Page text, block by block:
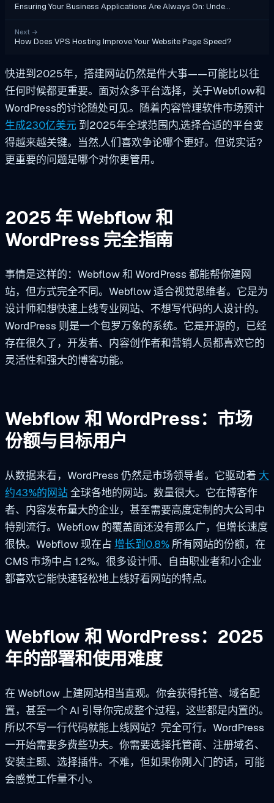
Ensuring Your Business Applications Are Always On: Unde…
Next →
How Does VPS Hosting Improve Your Website Page Speed?
快进到2025年，搭建网站仍然是件大事——可能比以往
任何时候都更重要。面对众多平台选择，关于Webflow和
WordPress的讨论随处可见。随着内容管理软件市场预计
生成230亿美元 到2025年全球范围内,选择合适的平台变
得越来越关键。当然,人们喜欢争论哪个更好。但说实话?
更重要的问题是哪个对你更管用。
2025 年 Webflow 和
WordPress 完全指南
事情是这样的：Webflow 和 WordPress 都能帮你建网
站，但方式完全不同。Webflow 适合视觉思维者。它是为
设计师和想快速上线专业网站、不想写代码的人设计的。
WordPress 则是一个包罗万象的系统。它是开源的，已经
存在很久了，开发者、内容创作者和营销人员都喜欢它的
灵活性和强大的博客功能。
Webflow 和 WordPress：市场
份额与目标用户
从数据来看，WordPress 仍然是市场领导者。它驱动着 大
约43%的网站全球各地的网站。数量很大。它在博客作
者、内容发布量大的企业，甚至需要高度定制的大公司中
特别流行。Webflow 的覆盖面还没有那么广，但增长速度
很快。Webflow 现在占 增长到0.8% 所有网站的份额，在
CMS 市场中占 1.2%。很多设计师、自由职业者和小企业
都喜欢它能快速轻松地上线好看网站的特点。
Webflow 和 WordPress：2025
年的部署和使用难度
在 Webflow 上建网站相当直观。你会获得托管、域名配
置，甚至一个 AI 引导你完成整个过程，这些都是内置的。
所以不写一行代码就能上线网站？完全可行。WordPress
一开始需要多费些功夫。你需要选择托管商、注册域名、
安装主题、选择插件。不难，但如果你刚入门的话，可能
会感觉工作量不小。